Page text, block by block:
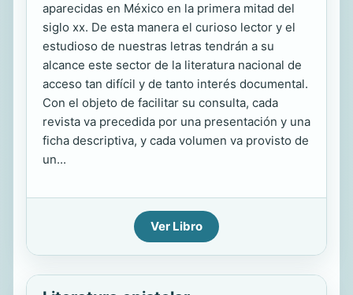
aparecidas en México en la primera mitad del
siglo xx. De esta manera el curioso lector y el
estudioso de nuestras letras tendrán a su
alcance este sector de la literatura nacional de
acceso tan difícil y de tanto interés documental.
Con el objeto de facilitar su consulta, cada
revista va precedida por una presentación y una
ficha descriptiva, y cada volumen va provisto de
un...
Ver Libro